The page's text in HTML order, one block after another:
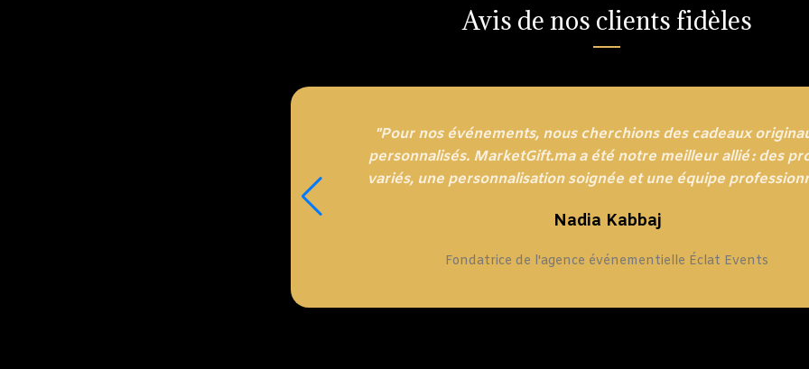
Avis de nos clients fidèles
"Pour nos événements, nous cherchions des cadeaux
personnalisés. MarketGift.ma a été notre meilleur allié : des
variés, une personnalisation soignée et une équipe
Nadia Kabbaj
Fondatrice de l'agence événementielle Éclat Events